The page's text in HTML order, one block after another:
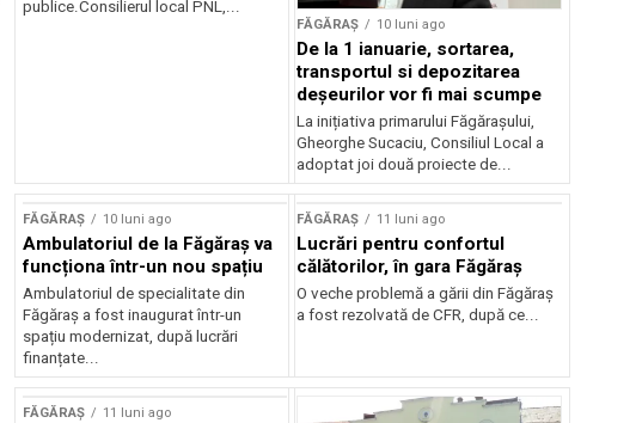
publice.Consilierul local PNL,...
FĂGĂRAȘ 10 luni ago
De la 1 ianuarie, sortarea,
transportul si depozitarea
deșeurilor vor fi mai scumpe
La inițiativa primarului Făgărașului,
Gheorghe Sucaciu, Consiliul Local a
adoptat joi două proiecte de...
FĂGĂRAȘ 10 luni ago
Ambulatoriul de la Făgăraș va
funcționa într-un nou spațiu
Ambulatoriul de specialitate din
Făgăraș a fost inaugurat într-un
spațiu modernizat, după lucrări
finanțate...
FĂGĂRAȘ 11 luni ago
Lucrări pentru confortul
călătorilor, în gara Făgăraș
O veche problemă a gării din Făgăraș
a fost rezolvată de CFR, după ce...
FĂGĂRAȘ 11 luni ago